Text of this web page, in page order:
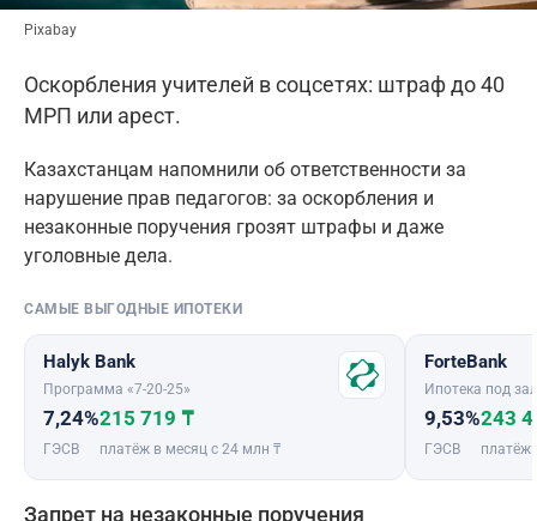
Pixabay
Оскорбления учителей в соцсетях: штраф до 40
МРП или арест.
Казахстанцам напомнили об ответственности за
нарушение прав педагогов: за оскорбления и
незаконные поручения грозят штрафы и даже
уголовные дела.
САМЫЕ ВЫГОДНЫЕ ИПОТЕКИ
Halyk Bank
Программа «7-20-25»
7,24%
ГЭСВ
215 719 ₸
платёж в месяц с 24 млн ₸
ForteBank
Ипотека под
9,53%
ГЭСВ
243
платёж
Запрет на незаконные поручения